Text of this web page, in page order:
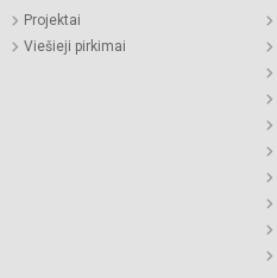
Projektai
Viešieji pirkimai